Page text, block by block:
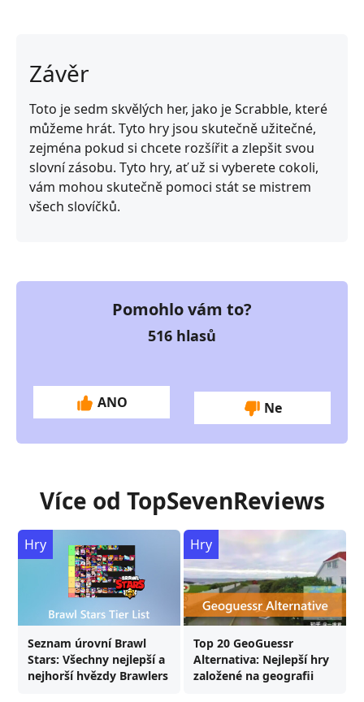
Závěr
Toto je sedm skvělých her, jako je Scrabble, které
můžeme hrát. Tyto hry jsou skutečně užitečné,
zejména pokud si chcete rozšířit a zlepšit svou
slovní zásobu. Tyto hry, ať už si vyberete cokoli,
vám mohou skutečně pomoci stát se mistrem
všech slovíčků.
Pomohlo vám to?
516 hlasů
ANO Ne
Více od TopSevenReviews
Seznam úrovní Brawl
Stars: Všechny nejlepší a
nejhorší hvězdy Brawlers
Hry
Top 20 GeoGuessr
Alternativa: Nejlepší hry
založené na geografii
Hry